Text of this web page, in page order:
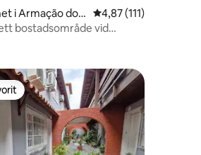
i Armação dos
4,87 av 5 i
4,87 (111)
bostadsområde vid